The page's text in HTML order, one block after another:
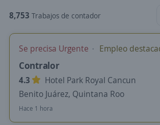
8,753 Trabajos de contador
Se precisa Urgente Empleo
Contralor
4.3
Hotel Park Royal Cancun
Benito Juárez, Quintana Roo
Hace 1 hora